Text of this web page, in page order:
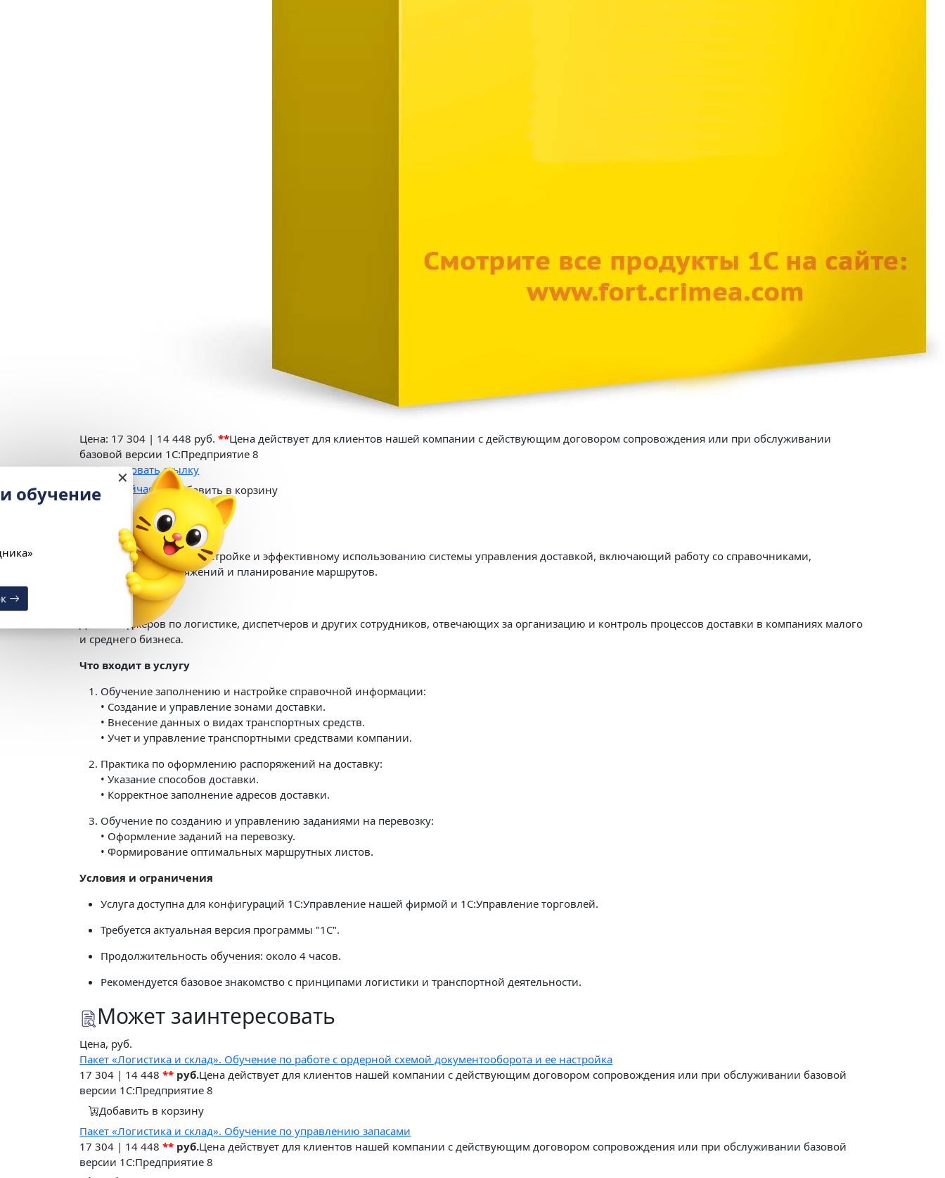
Цена: 17 304 | 14 448 руб.**Цена действует для клиентов нашей компании с действующим договором сопровождения или при обслуживании
базовой версии 1С:Предприятие 8
Скопировать ссылку
Купить сейчас
Добавить в корзину
Описание
Практический курс по настройке и эффективному использованию системы управления доставкой, включающий работу со справочниками,
оформление распоряжений и планирование маршрутов.
Для менеджеров по логистике, диспетчеров и других сотрудников, отвечающих за организацию и контроль процессов доставки в компаниях малого
и среднего бизнеса.
Что входит в услугу
Обучение заполнению и настройке справочной информации:
• Создание и управление зонами доставки.
• Внесение данных о видах транспортных средств.
• Учет и управление транспортными средствами компании.
Практика по оформлению распоряжений на доставку:
• Указание способов доставки.
• Корректное заполнение адресов доставки.
Обучение по созданию и управлению заданиями на перевозку:
• Оформление заданий на перевозку.
• Формирование оптимальных маршрутных листов.
Условия и ограничения
Услуга доступна для конфигураций 1С:Управление нашей фирмой и 1С:Управление торговлей.
Требуется актуальная версия программы "1С".
Продолжительность обучения: около 4 часов.
Рекомендуется базовое знакомство с принципами логистики и транспортной деятельности.
Может заинтересовать
Цена, руб.
Пакет «Логистика и склад». Обучение по работе с ордерной схемой документооборота и ее настройка
17 304 | 14 448** руб.Цена действует для клиентов нашей компании с действующим договором сопровождения или при обслуживании базовой
версии 1С:Предприятие 8
Добавить в корзину
Пакет «Логистика и склад». Обучение по управлению запасами
17 304 | 14 448** руб.Цена действует для клиентов нашей компании с действующим договором сопровождения или при обслуживании базовой
версии 1С:Предприятие 8
Настройка и обучение
При подключении
«1С:Кабинет сотрудника»
Выгода 12 978 ₽
Получить подарок